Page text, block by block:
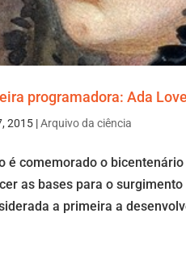
programadora: Ada
2015 |Arquivo da ciência
é comemorado o
as bases para o
a primeira a